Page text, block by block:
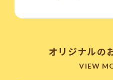
オリジナルの
VIEW